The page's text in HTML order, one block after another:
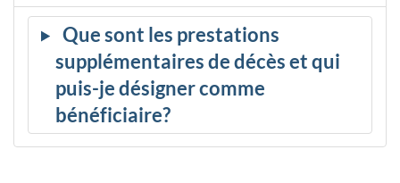
Que sont les prestations
supplémentaires de décès et qui
puis-je désigner comme
bénéficiaire?